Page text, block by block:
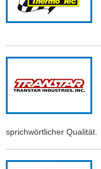
sprichwörtlicher Qualität.